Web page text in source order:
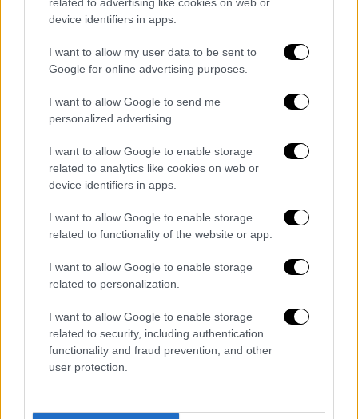
device identifiers in apps.
I want to allow my user data to be sent to
Google for online advertising purposes.
I want to allow Google to send me
personalized advertising.
I want to allow Google to enable storage
related to analytics like cookies on web or
device identifiers in apps.
I want to allow Google to enable storage
related to functionality of the website or app.
I want to allow Google to enable storage
related to personalization.
I want to allow Google to enable storage
related to security, including authentication
functionality and fraud prevention, and other
user protection.
Ελλάδα 31.08.2020 22:15
Αποκαλυπτικός Σύψας: Τι θα γίνει με τα
σενάριο
τον κορονοϊό μίλησε ο καθηγητής
Λοιμωξιολογίας, Νίκος Σύψας